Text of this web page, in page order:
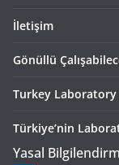
İletişim
Gönüllü
Turkey Laboratory
Türkiye’nin
Yasal